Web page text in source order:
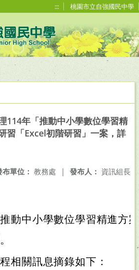
::: 桃園市立自強國民中學
114年「推動中小學數位學習精
習「Excel初階研習」一案，詳
發布人： 資訊組長
布單位： 教務處 |
動中小學數位學習精進方
相關訊息摘錄如下：